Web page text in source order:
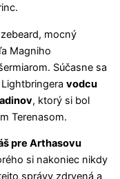
mocný
Magniho
Súčasne sa
vodcu
, ktorý si bol
Terenasom.
pre Arthasovu
si nakoniec nikdy
správy zdrvená a